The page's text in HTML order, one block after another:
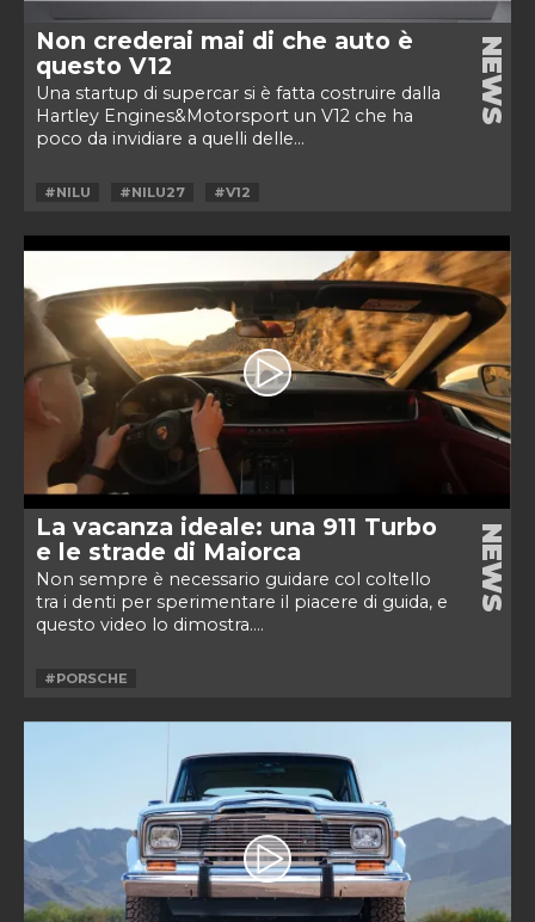
Non crederai mai di che auto è
questo V12
Una startup di supercar si è fatta costruire dalla
Hartley Engines&Motorsport un V12 che ha
poco da invidiare a quelli delle...
NEWS
#NILU #NILU27 #V12
La vacanza ideale: una 911 Turbo
e le strade di Maiorca
Non sempre è necessario guidare col coltello
tra i denti per sperimentare il piacere di guida, e
questo video lo dimostra....
NEWS
#PORSCHE